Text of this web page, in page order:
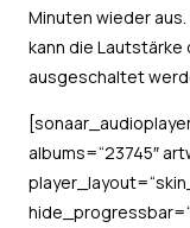
Minuten wieder
kann die
ausgeschaltet
albums=“23745″